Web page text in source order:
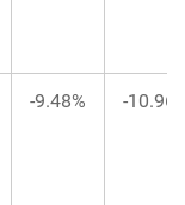
-9.48% -